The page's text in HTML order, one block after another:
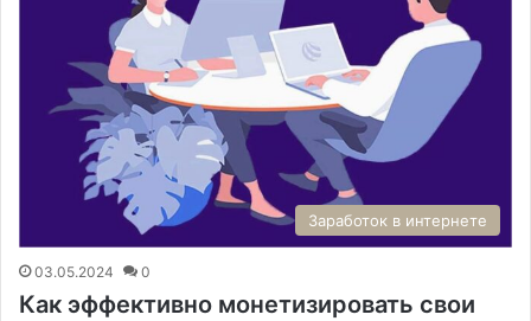
Заработок в интернете
03.05.2024 0
Как эффективно монетизировать свои